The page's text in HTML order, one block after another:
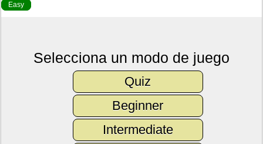
Easy
Selecciona un modo de juego
Quiz
Beginner
Intermediate